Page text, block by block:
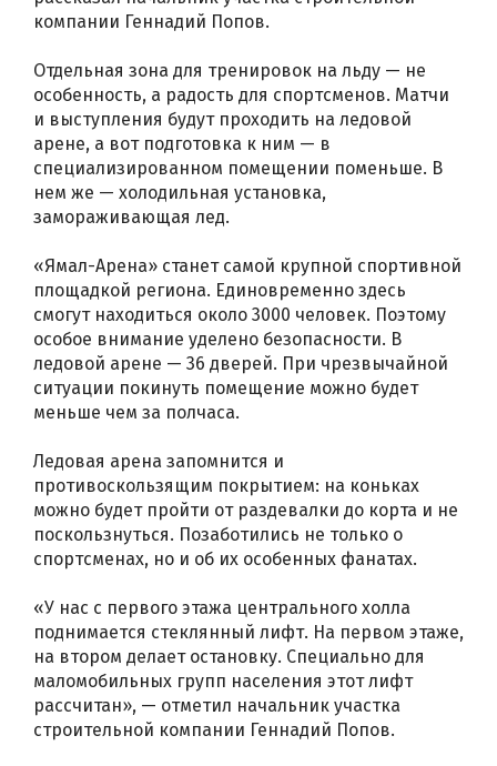
компании Геннадий Попов.
Отдельная зона для тренировок на льду — не
особенность, а радость для спортсменов. Матчи
и выступления будут проходить на ледовой
арене, а вот подготовка к ним — в
специализированном помещении поменьше. В
нем же — холодильная установка,
замораживающая лед.
«Ямал-Арена» станет самой крупной спортивной
площадкой региона. Единовременно здесь
смогут находиться около 3000 человек. Поэтому
особое внимание уделено безопасности. В
ледовой арене — 36 дверей. При чрезвычайной
ситуации покинуть помещение можно будет
меньше чем за полчаса.
Ледовая арена запомнится и
противоскользящим покрытием: на коньках
можно будет пройти от раздевалки до корта и не
поскользнуться. Позаботились не только о
спортсменах, но и об их особенных фанатах.
«У нас с первого этажа центрального холла
поднимается стеклянный лифт. На первом этаже,
на втором делает остановку. Специально для
маломобильных групп населения этот лифт
рассчитан», — отметил начальник участка
строительной компании Геннадий Попов.